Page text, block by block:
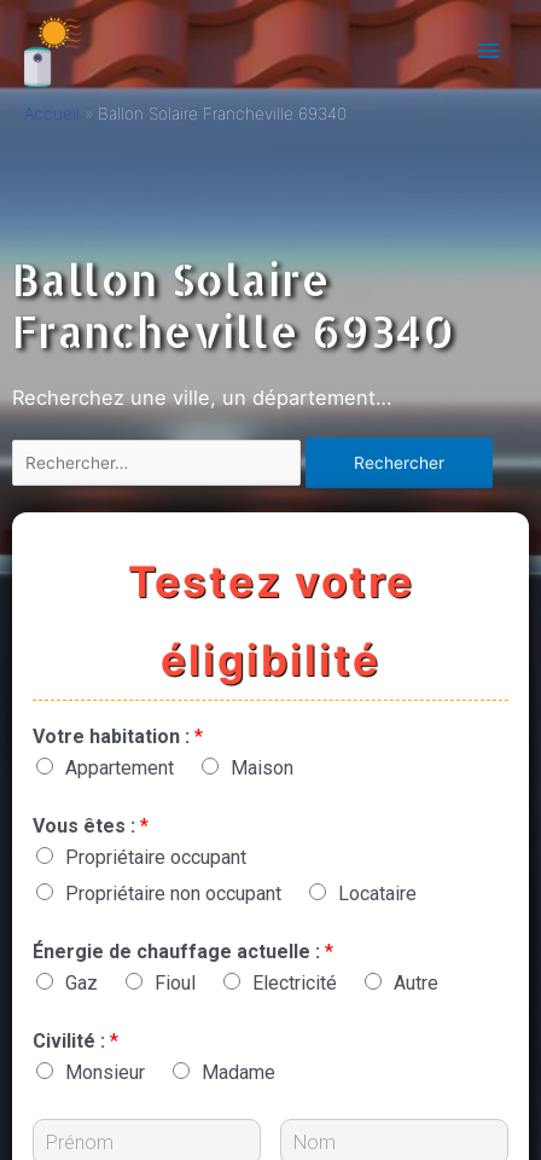
Accueil Ballon Solaire Francheville 69340
Ballon Solaire
Francheville 69340
Recherchez une ville, un département…
Testez votre
éligibilité
Votre habitation : *
Appartement
Maison
Vous êtes : *
Propriétaire occupant
Propriétaire non occupant
Locataire
Énergie de chauffage actuelle : *
Gaz
Fioul Electricité Autre
Civilité : *
Monsieur
Madame